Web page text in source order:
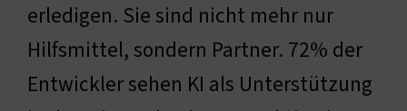
erledigen. Sie sind nicht mehr nur
Hilfsmittel, sondern Partner. 72% der
Entwickler sehen KI als Unterstützung